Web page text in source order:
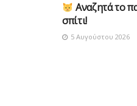
Αναζητά το
σπίτι!
5 Αυγούστου 2026